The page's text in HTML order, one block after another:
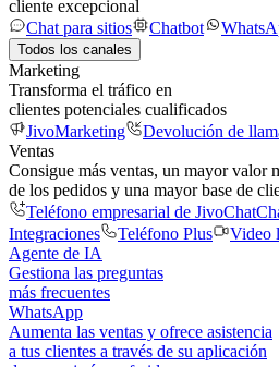
cliente excepcional
Chat para sitios
Chatbot
Todos los canales
Marketing
Transforma el tráfico en
clientes potenciales cualificados
JivoMarketing
Devolución de
Ventas
Consigue más ventas, un mayor valor
de los pedidos y una mayor base de
Teléfono empresarial de JivoChat
Integraciones
Teléfono Plus Video
Agente de IA
Gestiona las preguntas
más frecuentes
WhatsApp
Aumenta las ventas y ofrece asistencia
a tus clientes a través de su aplicación